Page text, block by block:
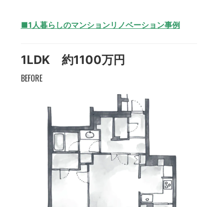
■1人暮らしのマンションリノベーション事例
1LDK 約1100万円
BEFORE